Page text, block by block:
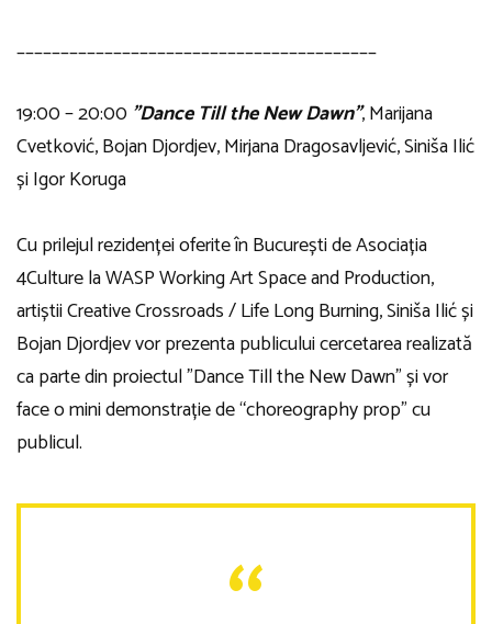
_________________________________________
19:00 – 20:00 ”Dance Till the New Dawn”, Marijana
Cvetković, Bojan Djordjev, Mirjana Dragosavljević, Siniša Ilić
și Igor Koruga
Cu prilejul rezidenței oferite în București de Asociația
4Culture la WASP Working Art Space and Production,
artiștii Creative Crossroads / Life Long Burning, Siniša Ilić și
Bojan Djordjev vor prezenta publicului cercetarea realizată
ca parte din proiectul ”Dance Till the New Dawn” și vor
face o mini demonstrație de “choreography prop” cu
publicul.